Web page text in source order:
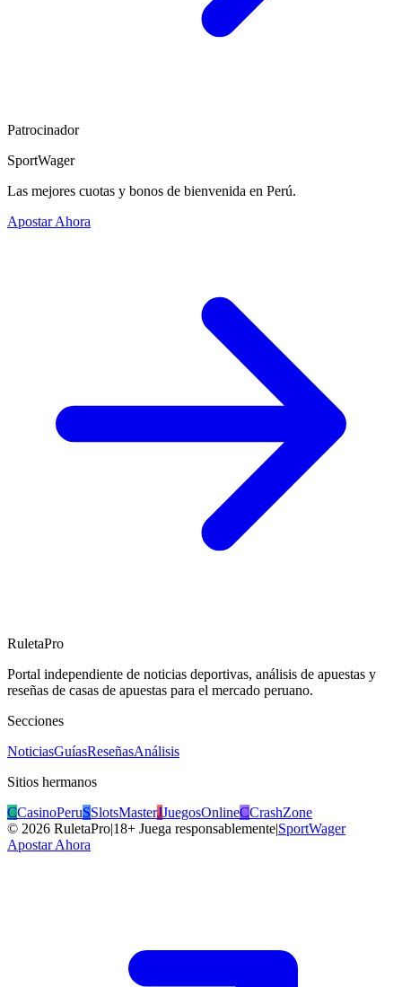
Patrocinador
SportWager
Las mejores cuotas y bonos de bienvenida en Perú.
Apostar Ahora
RuletaPro
Portal independiente de noticias deportivas, análisis de apuestas y
reseñas de casas de apuestas para el mercado peruano.
Secciones
NoticiasGuíasReseñasAnálisis
Sitios hermanos
CCasinoPeruSSlotsMasterJJuegosOnlineCCrashZone
© 2026 RuletaPro|18+ Juega responsablemente|SportWager
Apostar Ahora